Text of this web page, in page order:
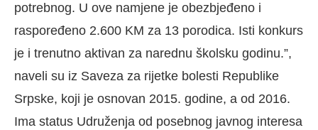
potrebnog. U ove namjene je obezbjeđeno i
raspoređeno 2.600 KM za 13 porodica. Isti konkurs
je i trenutno aktivan za narednu školsku godinu.”,
naveli su iz Saveza za rijetke bolesti Republike
Srpske, koji je osnovan 2015. godine, a od 2016.
Ima status Udruženja od posebnog javnog interesa